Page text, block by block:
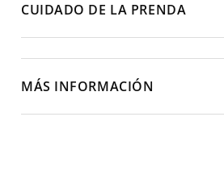
CUIDADO DE LA PRENDA
MÁS INFORMACIÓN